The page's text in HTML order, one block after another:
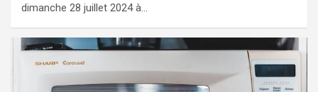
dimanche 28 juillet 2024 à…